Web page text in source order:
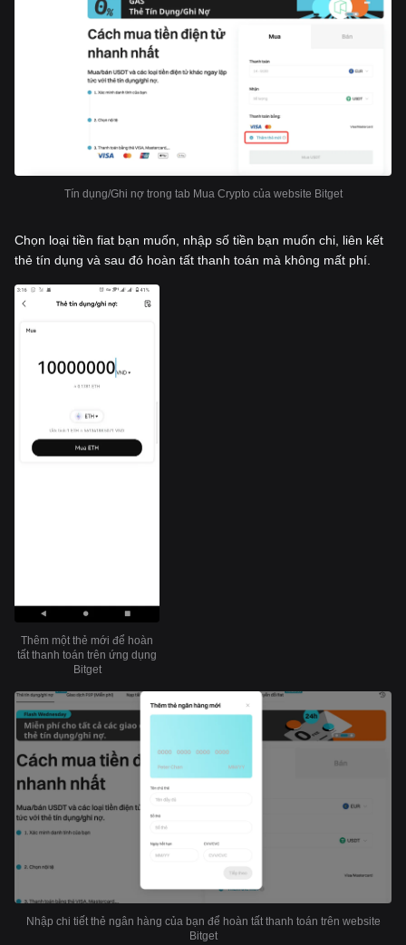
Tín dụng/Ghi nợ trong tab Mua Crypto của website Bitget
Chọn loại tiền fiat bạn muốn, nhập số tiền bạn muốn chi, liên kết
thẻ tín dụng và sau đó hoàn tất thanh toán mà không mất phí.
Thêm một thẻ mới để hoàn
tất thanh toán trên ứng dụng
Bitget
Nhập chi tiết thẻ ngân hàng của bạn để hoàn tất thanh toán trên website
Bitget